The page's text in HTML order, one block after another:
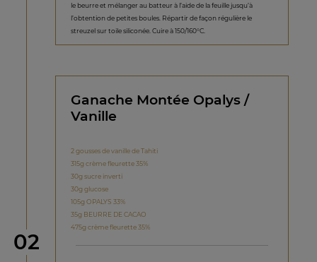
le beurre et mélanger au batteur à l’aide de la feuille jusqu’à
l’obtention de petites boules. Répartir de façon régulière le
streuzel sur toile siliconée. Cuire à 150/160°C.
étape
02
Ganache Montée Opalys /
Vanille
2 gousses de vanille de Tahiti
315g crème fleurette 35%
30g sucre inverti
30g glucose
105g OPALYS 33%
35g BEURRE DE CACAO
475g crème fleurette 35%